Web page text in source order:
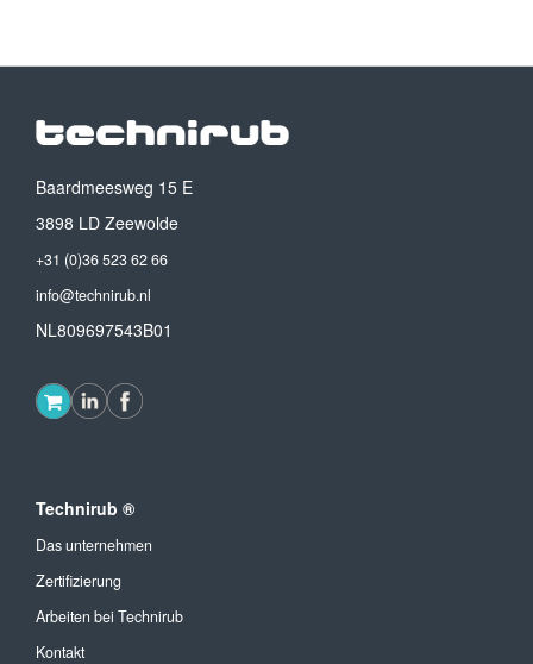
Baardmeesweg 15 E
3898 LD Zeewolde
+31 (0)36 523 62 66
info@technirub.nl
NL809697543B01
Technirub ®
Das unternehmen
Zertifizierung
Arbeiten bei Technirub
Kontakt